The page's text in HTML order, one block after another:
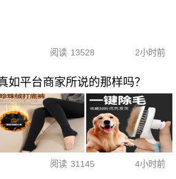
阅读 13528 2小时前
如平台商家所说的那样吗？
阅读 31145 4小时前